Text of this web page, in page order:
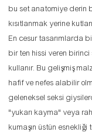
bu set anatomiye derin
kısıtlanmak yerine
En cesur tasarımlarda
bir ten hissi veren birinci
kullanır. Bu gelişmiş
hafif ve nefes alabilir
geleneksel seksi
"yukarı kayma" veya
kumaşın üstün